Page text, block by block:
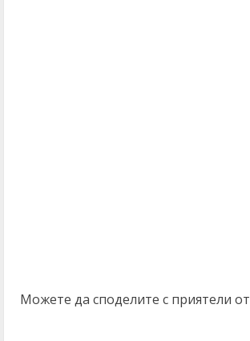
Можете да споделите с приятели от